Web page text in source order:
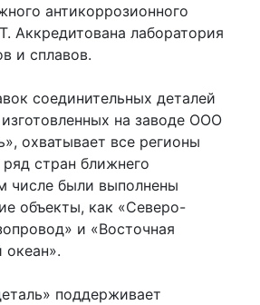
антикоррозионного
Аккредитована лаборатория
и сплавов.
соединительных деталей
на заводе ООО
охватывает все регионы
стран ближнего
числе были выполнены
объекты, как «Северо-
и «Восточная
поддерживает